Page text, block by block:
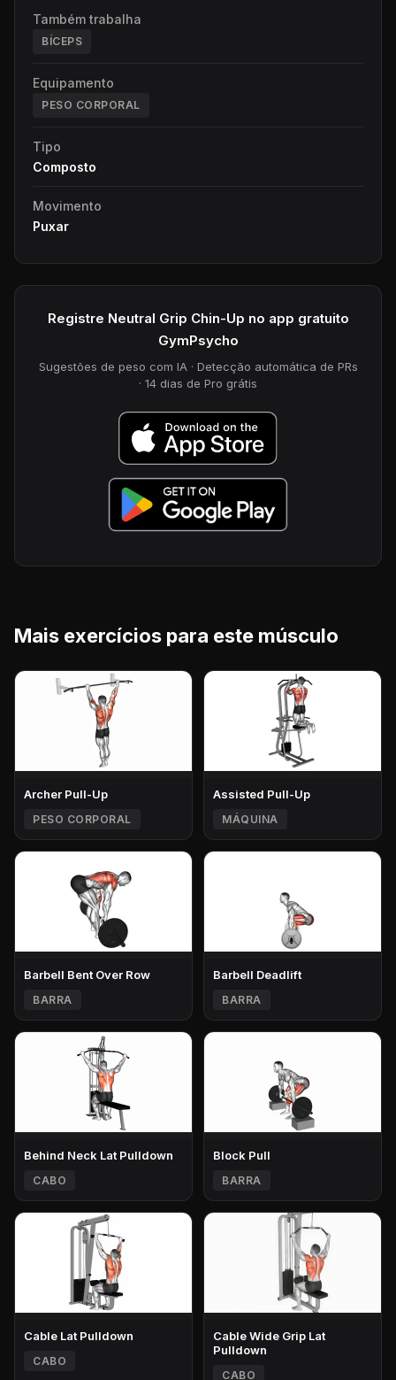
Também trabalha
BÍCEPS
Equipamento
PESO CORPORAL
Tipo
Composto
Movimento
Puxar
Registre Neutral Grip Chin-Up no app gratuito
GymPsycho
Sugestões de peso com IA · Detecção automática de PRs
· 14 dias de Pro grátis
Mais exercícios para este músculo
Archer Pull-Up
PESO CORPORAL
Assisted Pull-Up
MÁQUINA
Barbell Bent Over Row
BARRA
Barbell Deadlift
BARRA
Behind Neck Lat Pulldown
CABO
Block Pull
BARRA
Cable Lat Pulldown
CABO
Cable Wide Grip Lat
Pulldown
CABO